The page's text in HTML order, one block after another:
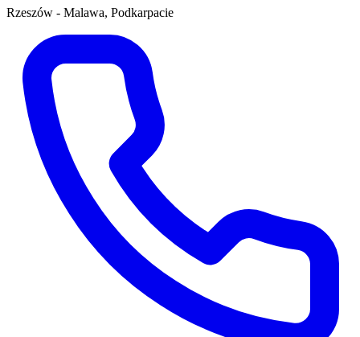
Rzeszów - Malawa, Podkarpacie